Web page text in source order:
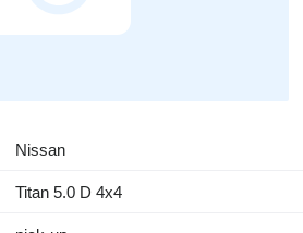
Nissan
Titan 5.0 D 4x4